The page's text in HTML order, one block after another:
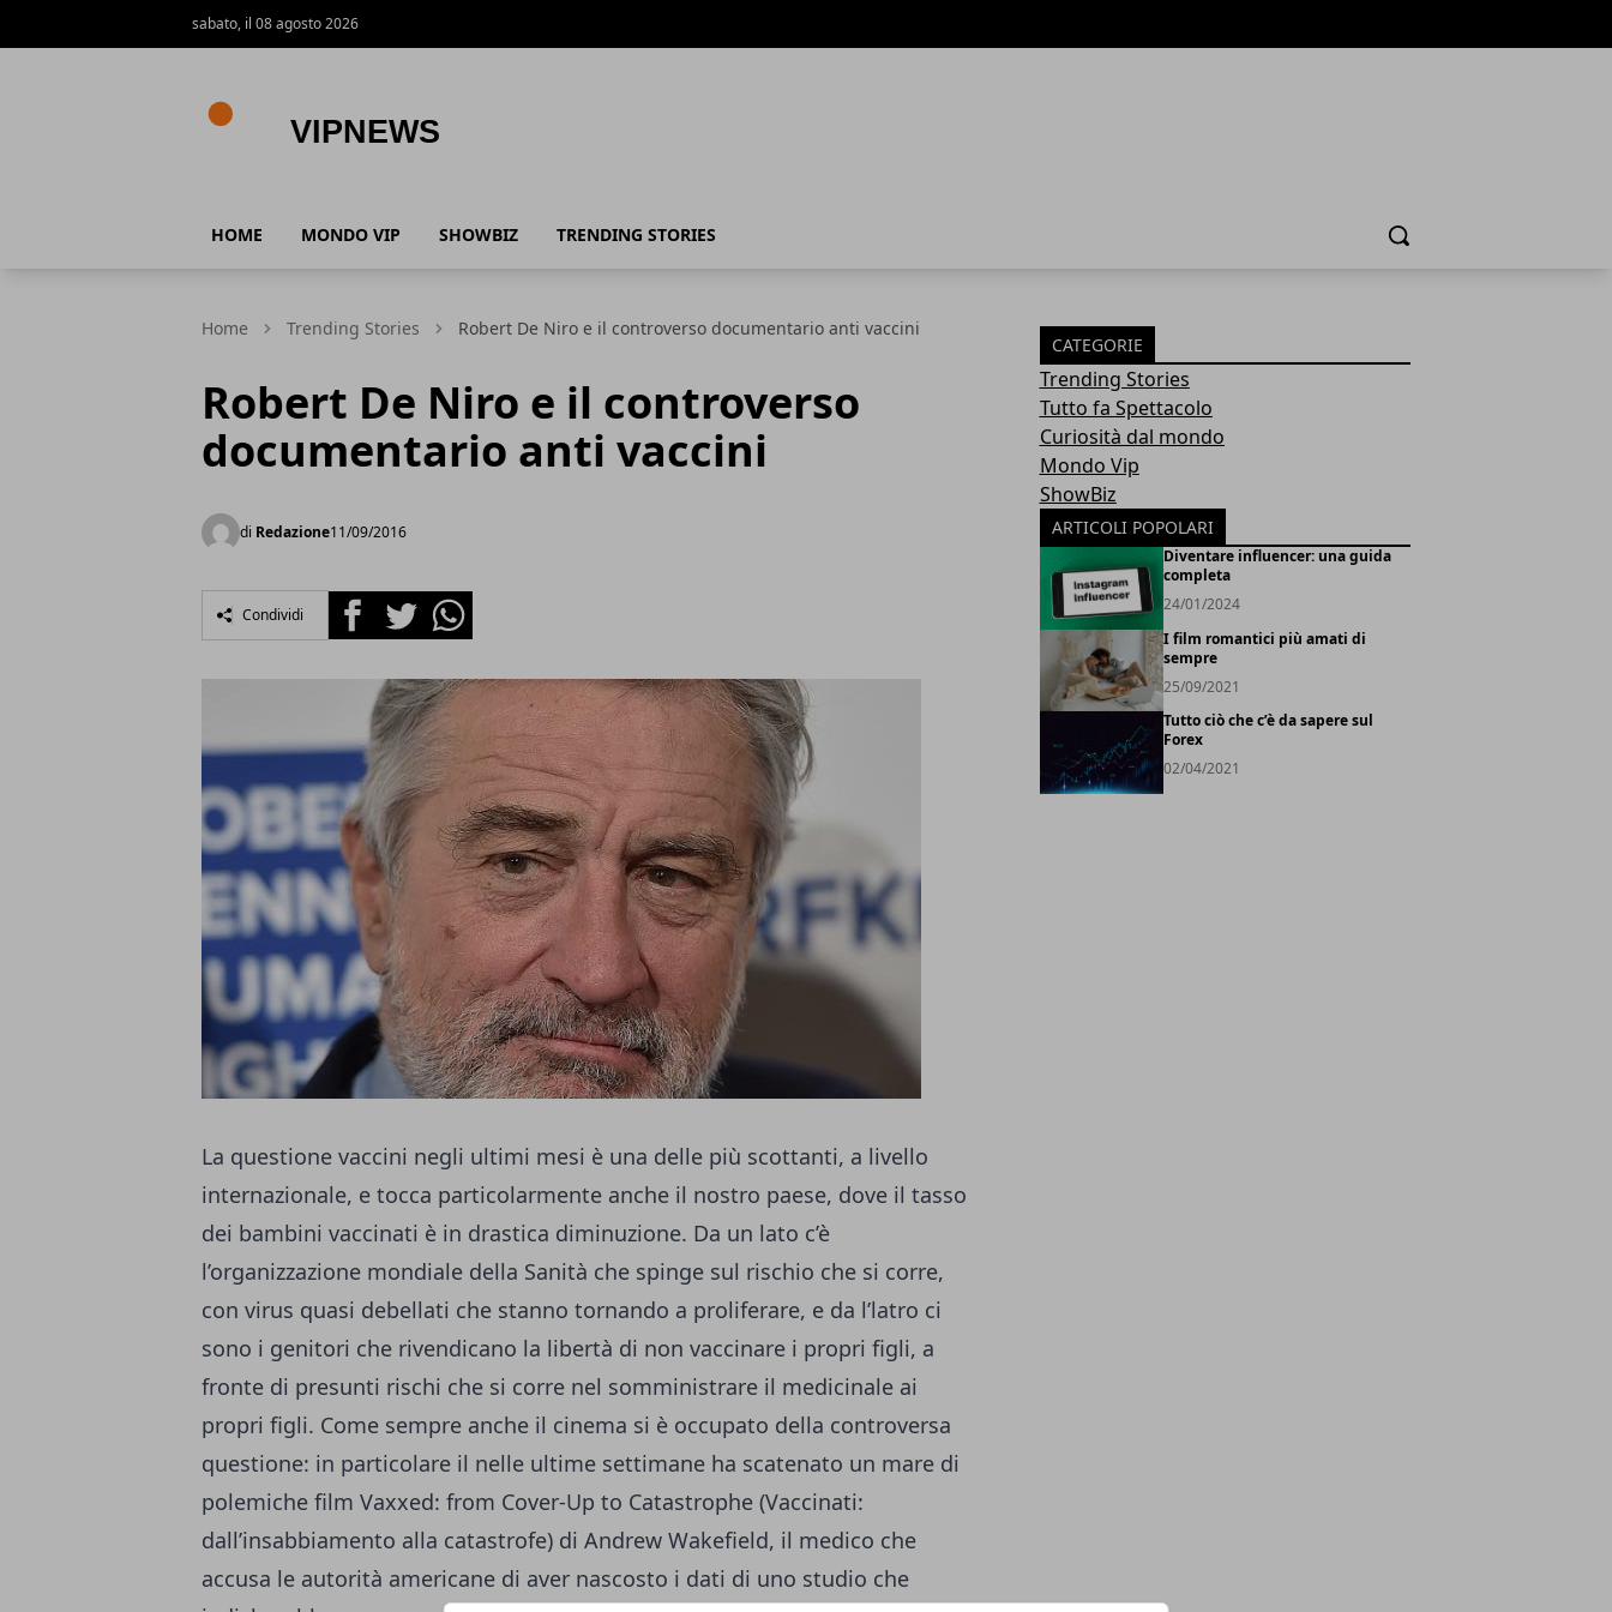
sabato, il 08 agosto 2026
HOME MONDO VIP SHOWBIZ TRENDING STORIES Cerca
Home Trending Stories Robert De Niro e il controverso documentario anti vaccini
Robert De Niro e il controverso
documentario anti vaccini
di Redazione11/09/2016
Condividi FacebookTwitterWhatsapp
La questione vaccini negli ultimi mesi è una delle più scottanti, a livello
internazionale, e tocca particolarmente anche il nostro paese, dove il tasso
dei bambini vaccinati è in drastica diminuzione. Da un lato c’è
l’organizzazione mondiale della Sanità che spinge sul rischio che si corre,
con virus quasi debellati che stanno tornando a proliferare, e da l’latro ci
sono i genitori che rivendicano la libertà di non vaccinare i propri figli, a
fronte di presunti rischi che si corre nel somministrare il medicinale ai
propri figli. Come sempre anche il cinema si è occupato della controversa
questione: in particolare il nelle ultime settimane ha scatenato un mare di
polemiche film Vaxxed: from Cover-Up to Catastrophe (Vaccinati:
dall’insabbiamento alla catastrofe) di Andrew Wakefield, il medico che
accusa le autorità americane di aver nascosto i dati di uno studio che
CATEGORIE
Trending Stories
Tutto fa Spettacolo
Curiosità dal mondo
Mondo Vip
ShowBiz
ARTICOLI POPOLARI
Diventare influencer: una guida
completa
24/01/2024
I film romantici più amati di
sempre
25/09/2021
Tutto ciò che c’è da sapere sul
Forex
02/04/2021